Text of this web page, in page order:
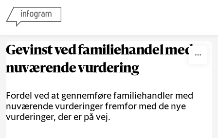
Gevinst ved familiehandel med
nuværende vurdering
Fordel ved at gennemføre familiehandler med
nuværende vurderinger fremfor med de nye
vurderinger, der er på vej.